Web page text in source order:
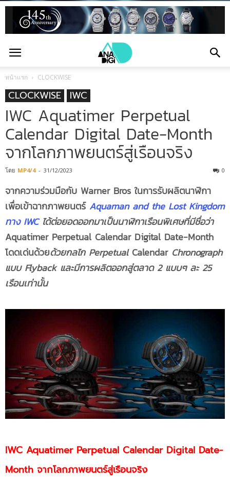
หน้าแรก CLOCKWISE
CLOCKWISE IWC
IWC Aquatimer Perpetual
Calendar Digital Date-Month
จากโลกภาพยนตร์สู่เรือนจริง
โดย MP4/4 - 31/12/2023 0
จากความร่วมมือกับ Warner Bros ในการรับผลิตนาฬิกา
เพื่อเข้าฉากภาพยนตร์ Aquaman and the Lost Kingdom
ทาง IWCได้ต่อยอดออกมาเป็นนาฬิกาเรือนพิเศษที่มีชื่อว่า
Aquatimer Perpetual Calendar Digital Date-Month
โดดเด่นด้วยด้วยกลไก Perpetual CalendarChronograph
แบบ Flyback และมีการผลิตออกสู่ตลาด 2 แบบๆ ละ 25
เรือนเท่านั้น
IWC Aquatimer Perpetual Calendar Digital Date-
Month จากโลกภาพยนตร์สู่เรือนจริง